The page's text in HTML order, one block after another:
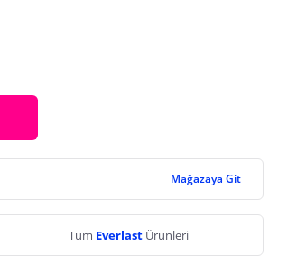
Mağazaya Git
Tüm Everlast Ürünleri